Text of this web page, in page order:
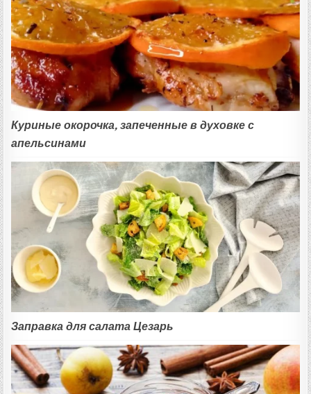
Куриные окорочка, запеченные в духовке с
апельсинами
Заправка для салата Цезарь